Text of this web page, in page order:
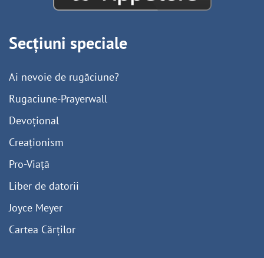
Secțiuni speciale
Ai nevoie de rugăciune?
Rugaciune-Prayerwall
Devoțional
Creaționism
Pro-Viață
Liber de datorii
Joyce Meyer
Cartea Cărților